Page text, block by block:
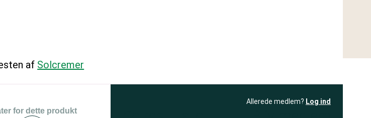
af Solcremer
for dette produkt
Allerede medlem? Log ind